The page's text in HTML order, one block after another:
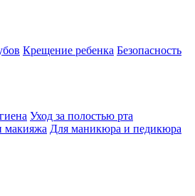
Крещение ребенка Безопасность
Уход за полостью рта
макияжа Для маникюра и педикюра